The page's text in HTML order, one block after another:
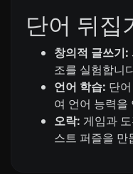
단어 뒤집
창의적 글쓰기:
조를 실험합니
언어 학습: 단
여 언어 능력을
오락: 게임과
스트 퍼즐을 만